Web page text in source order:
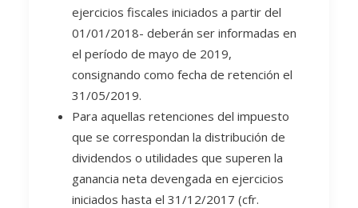
ejercicios fiscales iniciados a partir del
01/01/2018- deberán ser informadas en
el período de mayo de 2019,
consignando como fecha de retención el
31/05/2019.
Para aquellas retenciones del impuesto
que se correspondan la distribución de
dividendos o utilidades que superen la
ganancia neta devengada en ejercicios
iniciados hasta el 31/12/2017 (cfr.